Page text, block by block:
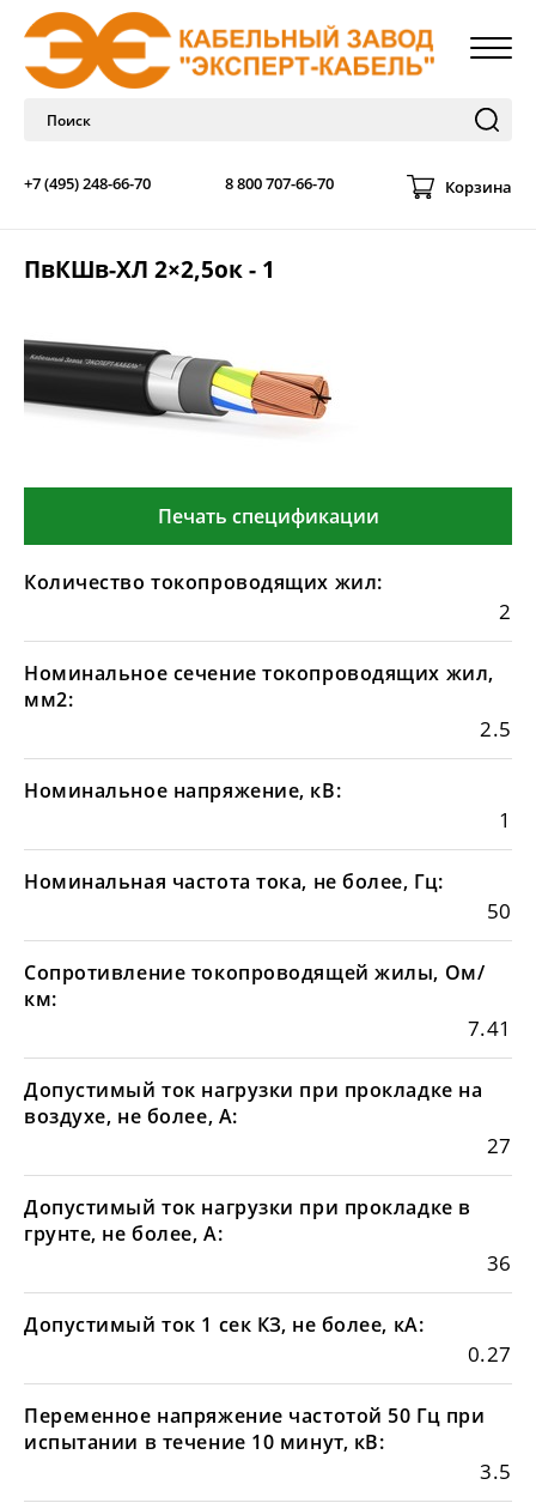
+7 (495) 248-66-70 8 800 707-66-70 Корзина
ПвКШв-ХЛ 2×2,5ок - 1
Печать спецификации
Количество токопроводящих жил:
2
Номинальное сечение токопроводящих жил,
мм2:
2.5
Номинальное напряжение, кВ:
1
Номинальная частота тока, не более, Гц:
50
Сопротивление токопроводящей жилы, Ом/
км:
7.41
Допустимый ток нагрузки при прокладке на
воздухе, не более, А:
27
Допустимый ток нагрузки при прокладке в
грунте, не более, А:
36
Допустимый ток 1 сек КЗ, не более, кА:
0.27
Переменное напряжение частотой 50 Гц при
испытании в течение 10 минут, кВ:
3.5